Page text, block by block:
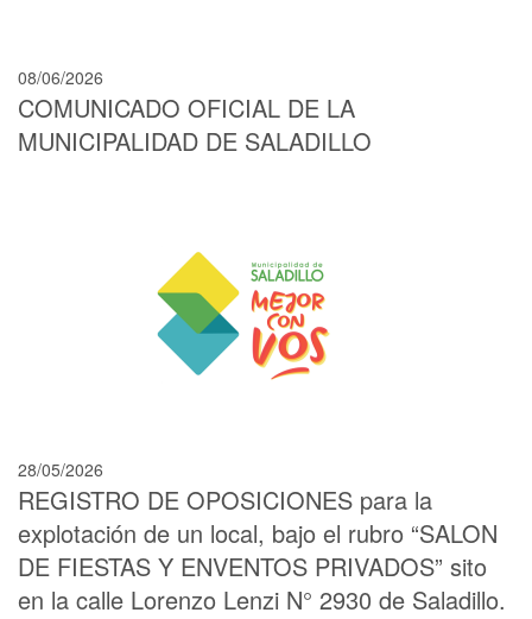
08/06/2026
COMUNICADO OFICIAL DE LA
MUNICIPALIDAD DE SALADILLO
28/05/2026
REGISTRO DE OPOSICIONES para la
explotación de un local, bajo el rubro “SALON
DE FIESTAS Y ENVENTOS PRIVADOS” sito
en la calle Lorenzo Lenzi N° 2930 de Saladillo.